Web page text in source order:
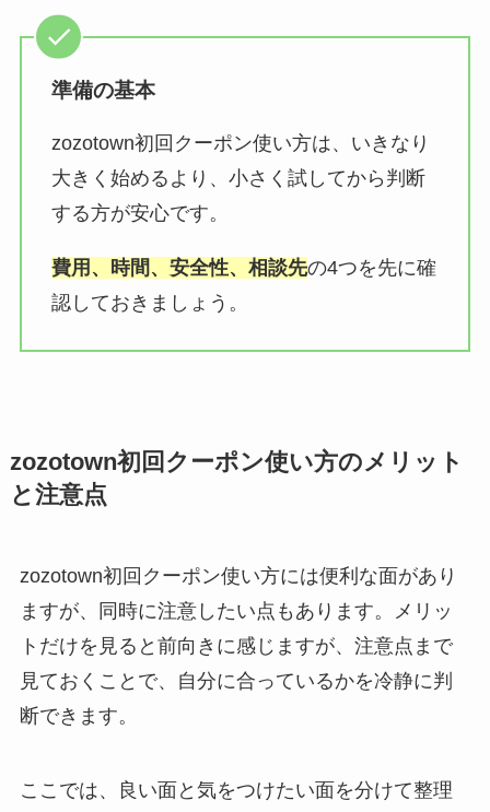
準備の基本
zozotown初回クーポン使い方は、いきなり
大きく始めるより、小さく試してから判断
する方が安心です。
費用、時間、安全性、相談先の4つを先に確
認しておきましょう。
zozotown初回クーポン使い方のメリット
と注意点
zozotown初回クーポン使い方には便利な面があり
ますが、同時に注意したい点もあります。メリッ
トだけを見ると前向きに感じますが、注意点まで
見ておくことで、自分に合っているかを冷静に判
断できます。
ここでは、良い面と気をつけたい面を分けて整理